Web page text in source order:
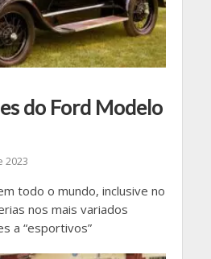
do Ford Modelo
2023
todo o mundo, inclusive no
nos mais variados
a “esportivos”